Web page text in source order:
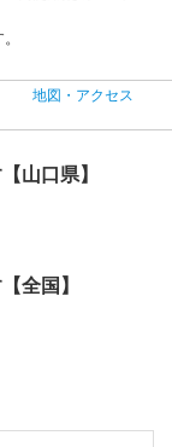
地図・アクセス
山口県】
全国】